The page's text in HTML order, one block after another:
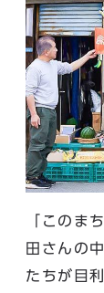
「このま
田さんの
たちが目